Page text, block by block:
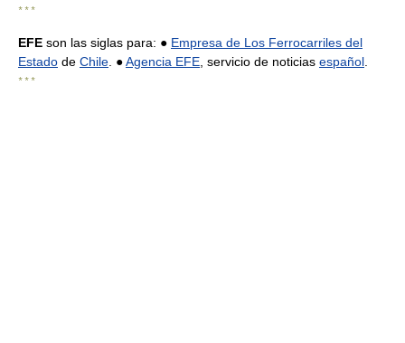
* * *
EFE son las siglas para: ● Empresa de Los Ferrocarriles del
Estado de Chile . ●Agencia EFE , servicio de noticias español
* * *